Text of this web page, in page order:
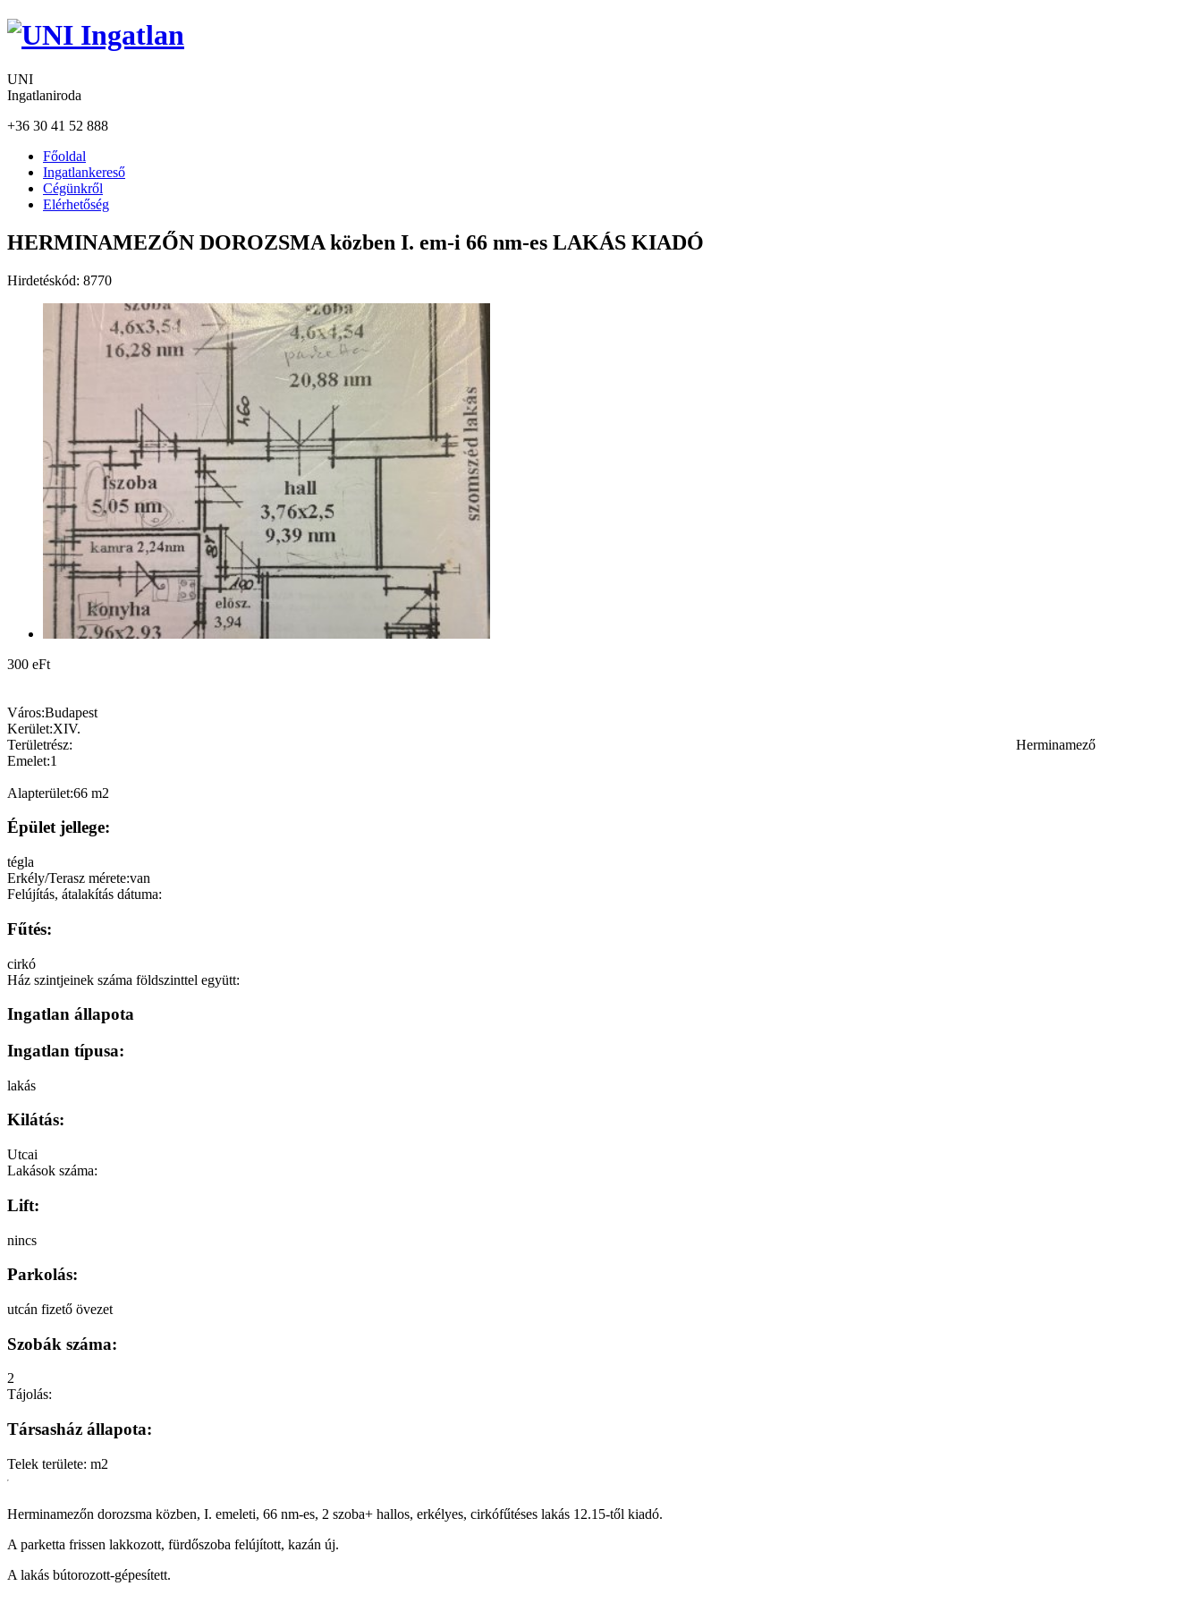
UNI
Ingatlaniroda
+36 30 41 52 888
Főoldal
Ingatlankereső
Cégünkről
Elérhetőség
HERMINAMEZŐN DOROZSMA közben I. em-i 66 nm-es LAKÁS KIADÓ
Hirdetéskód: 8770
300 eFt
Város:Budapest
Kerület:XIV.
Területrész:
Herminamező
Emelet:1
Alapterület:66 m2
Épület jellege:
tégla
Erkély/Terasz mérete:van
Felújítás, átalakítás dátuma:
Fűtés:
cirkó
Ház szintjeinek száma földszinttel együtt:
Ingatlan állapota
Ingatlan típusa:
lakás
Kilátás:
Utcai
Lakások száma:
Lift:
nincs
Parkolás:
utcán fizető övezet
Szobák száma:
2
Tájolás:
Társasház állapota:
Telek területe: m2
Herminamezőn dorozsma közben, I. emeleti, 66 nm-es, 2 szoba+ hallos, erkélyes, cirkófűtéses lakás 12.15-től kiadó.
A parketta frissen lakkozott, fürdőszoba felújított, kazán új.
A lakás bútorozott-gépesített.